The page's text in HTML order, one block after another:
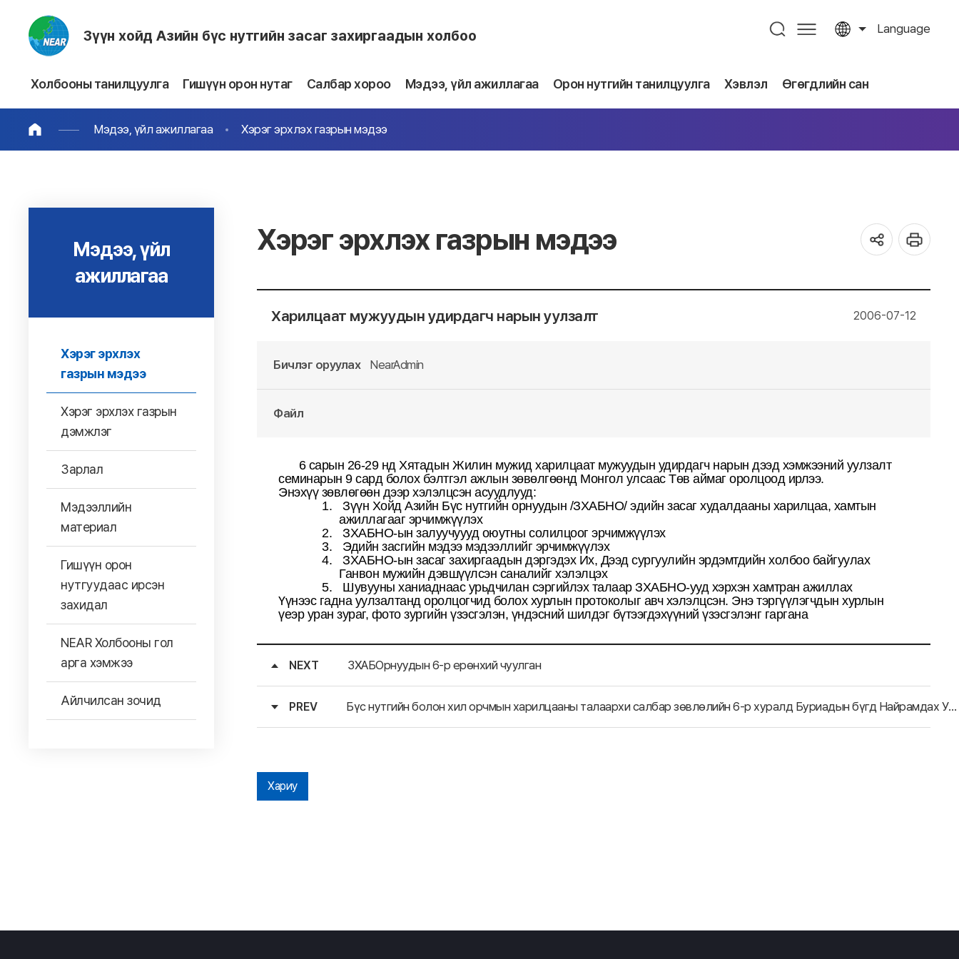
Зүүн хойд Азийн бүс нутгийн засаг захиргаадын холбоо Language
Холбооны танилцуулга Гишүүн орон нутаг Салбар хороо Мэдээ, үйл ажиллагаа Орон нутгийн танилцуулга Хэвлэл Өгөгдлийн сан
Мэдээ, үйл ажиллагаа Хэрэг эрхлэх газрын мэдээ
Мэдээ, үйл
ажиллагаа
Хэрэг эрхлэх
газрын мэдээ
Хэрэг эрхлэх газрын
дэмжлэг
Зарлал
Мэдээллийн
материал
Гишүүн орон
нутгуудаас ирсэн
захидал
NEAR Холбооны гол
арга хэмжээ
Айлчилсан зочид
Хэрэг эрхлэх газрын мэдээ
Харилцаат мужуудын удирдагч нарын уулзалт 2006-07-12
Бичлэг оруулах NearAdmin
Файл
6 сарын 26-29 нд Хятадын Жилин мужид харилцаат мужуудын удирдагч нарын дээд хэмжээний уулзалт
семинарын 9 сард болох бэлтгэл ажлын зөвөлгөөнд Монгол улсаас Төв аймаг оролцоод ирлээ.
Энэхүү зөвлөгөөн дээр хэлэлцсэн асуудлууд:
1.
Зүүн Хойд Азийн Бүс нутгийн орнуудын /ЗХАБНО/ эдийн засаг худалдааны харилцаа, хамтын
ажиллагааг эрчимжүүлэх
2.
ЗХАБНО-ын залуучуууд оюутны солилцоог эрчимжүүлэх
3.
Эдийн засгийн мэдээ мэдээллийг эрчимжүүлэх
4.
ЗХАБНО-ын засаг захиргаадын дэргэдэх Их, Дээд сургуулийн эрдэмтдийн холбоо байгуулах
Ганвон мужийн дэвшүүлсэн саналийг хэлэлцэх
5.
Шувууны ханиаднаас урьдчилан сэргийлэх талаар ЗХАБНО-ууд хэрхэн хамтран ажиллах
Үүнээс гадна уулзалтанд оролцогчид болох хурлын протоколыг авч хэлэлцсэн. Энэ тэргүүлэгчдын хурлын
үеэр уран зураг, фото зургийн үзэсгэлэн, үндэсний шилдэг бүтээгдэхүүний үзэсгэлэнг гаргана
NEXT ЗХАБОрнуудын 6-р ерөнхий чуулган
PREV Бүс нутгийн болон хил орчмын харилцааны талаархи салбар зөвлөлийн 6-р хуралд Буриадын бүгд Найрамдах Улсын төлөөлөгчид оролцлоо
Хариу